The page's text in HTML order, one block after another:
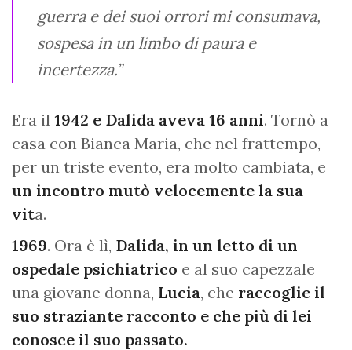
guerra e dei suoi orrori mi consumava,
sospesa in un limbo di paura e
incertezza.”
Era il 1942 e Dalida aveva 16 anni. Tornò a
casa con Bianca Maria, che nel frattempo,
per un triste evento, era molto cambiata, e
un incontro mutò velocemente la sua
vita.
1969. Ora è lì, Dalida, in un letto di un
ospedale psichiatrico e al suo capezzale
una giovane donna, Lucia, che raccoglie il
suo straziante racconto e che più di lei
conosce il suo passato.